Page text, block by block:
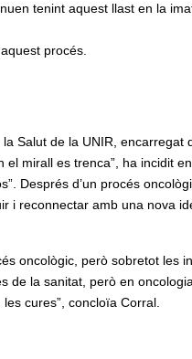
tenint aquest llast en la
procés.
Salut de la UNIR, encarregat
mirall es trenca”, ha incidit
Després d’un procés
i reconnectar amb una nova
oncològic, però sobretot les
la sanitat, però en
cures”, concloïa Corral.